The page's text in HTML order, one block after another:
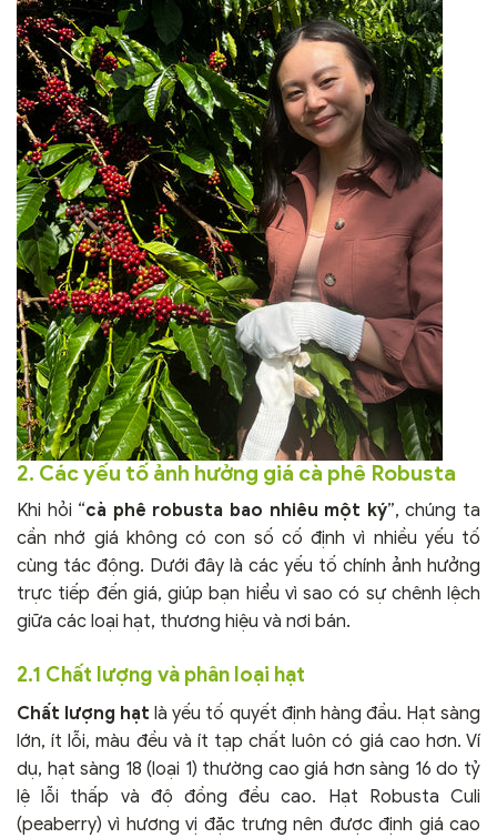
2. Các yếu tố ảnh hưởng giá cà phê Robusta
Khi hỏi “cà phê robusta bao nhiêu một ký”, chúng ta
cần nhớ giá không có con số cố định vì nhiều yếu tố
cùng tác động. Dưới đây là các yếu tố chính ảnh hưởng
trực tiếp đến giá, giúp bạn hiểu vì sao có sự chênh lệch
giữa các loại hạt, thương hiệu và nơi bán.
2.1 Chất lượng và phân loại hạt
Chất lượng hạt là yếu tố quyết định hàng đầu. Hạt sàng
lớn, ít lỗi, màu đều và ít tạp chất luôn có giá cao hơn. Ví
dụ, hạt sàng 18 (loại 1) thường cao giá hơn sàng 16 do tỷ
lệ lỗi thấp và độ đồng đều cao. Hạt Robusta Culi
(peaberry) vì hương vị đặc trưng nên được định giá cao